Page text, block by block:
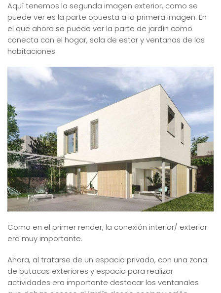
Aquí tenemos la segunda imagen exterior, como se
puede ver es la parte opuesta a la primera imagen. En
el que ahora se puede ver la parte de jardín como
conecta con el hogar, sala de estar y ventanas de las
habitaciones.
Como en el primer render, la conexión interior/ exterior
era muy importante.
Ahora, al tratarse de un espacio privado, con una zona
de butacas exteriores y espacio para realizar
actividades era importante destacar los ventanales